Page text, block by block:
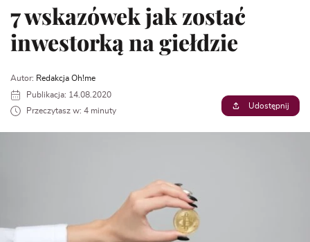
7 wskazówek jak zostać
inwestorką na giełdzie
Autor: Redakcja Oh!me
Publikacja: 14.08.2020
Przeczytasz w: 4 minuty
Udostępnij